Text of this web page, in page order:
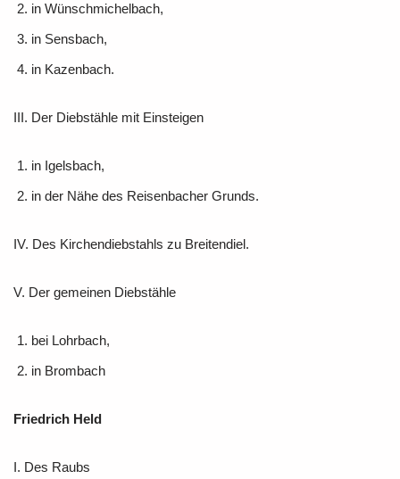
in Wünschmichelbach,
in Sensbach,
in Kazenbach.
III. Der Diebstähle mit Einsteigen
in Igelsbach,
in der Nähe des Reisenbacher Grunds.
IV. Des Kirchendiebstahls zu Breitendiel.
V. Der gemeinen Diebstähle
bei Lohrbach,
in Brombach
Friedrich Held
I. Des Raubs